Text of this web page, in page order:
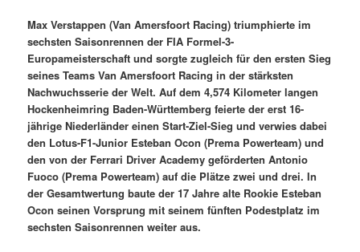
Max Verstappen (Van Amersfoort Racing) triumphierte im
sechsten Saisonrennen der FIA Formel-3-
Europameisterschaft und sorgte zugleich für den ersten Sieg
seines Teams Van Amersfoort Racing in der stärksten
Nachwuchsserie der Welt. Auf dem 4,574 Kilometer langen
Hockenheimring Baden-Württemberg feierte der erst 16-
jährige Niederländer einen Start-Ziel-Sieg und verwies dabei
den Lotus-F1-Junior Esteban Ocon (Prema Powerteam) und
den von der Ferrari Driver Academy geförderten Antonio
Fuoco (Prema Powerteam) auf die Plätze zwei und drei. In
der Gesamtwertung baute der 17 Jahre alte Rookie Esteban
Ocon seinen Vorsprung mit seinem fünften Podestplatz im
sechsten Saisonrennen weiter aus.